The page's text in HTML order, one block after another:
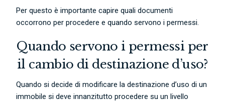
Per questo è importante capire quali documenti
occorrono per procedere e quando servono i permessi.
Quando servono i permessi per
il cambio di destinazione d’uso?
Quando si decide di modificare la destinazione d’uso di un
immobile si deve innanzitutto procedere su un livello